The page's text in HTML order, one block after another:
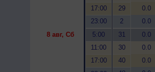
17:00
29 0.0
23:00
2 0.0
8 авг, Сб
5:00 31 0.0
11:00
30 0.0
17:00
40 0.0